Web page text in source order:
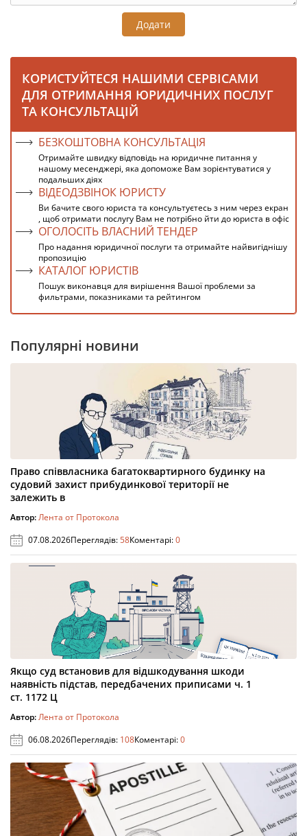
Додати
КОРИСТУЙТЕСЯ НАШИМИ СЕРВІСАМИ
ДЛЯ ОТРИМАННЯ ЮРИДИЧНИХ ПОСЛУГ
ТА КОНСУЛЬТАЦІЙ
БЕЗКОШТОВНА КОНСУЛЬТАЦІЯ
Отримайте швидку відповідь на юридичне питання у
нашому месенджері, яка допоможе Вам зорієнтуватися у
подальших діях
ВІДЕОДЗВІНОК ЮРИСТУ
Ви бачите свого юриста та консультуєтесь з ним через екран
, щоб отримати послугу Вам не потрібно йти до юриста в офіс
ОГОЛОСІТЬ ВЛАСНИЙ ТЕНДЕР
Про надання юридичної послуги та отримайте найвигіднішу
пропозицію
КАТАЛОГ ЮРИСТІВ
Пошук виконавця для вирішення Вашої проблеми за
фильтрами, показниками та рейтингом
Популярні новини
Право співвласника багатоквартирного будинку на
судовий захист прибудинкової території не
залежить в
Автор:Лента от Протокола
07.08.2026Переглядів:58Коментарі:0
Якщо суд встановив для відшкодування шкоди
наявність підстав, передбачених приписами ч. 1
ст. 1172 Ц
Автор:Лента от Протокола
06.08.2026Переглядів: 108Коментарі:0